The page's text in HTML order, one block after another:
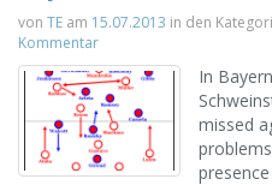
von TE am 15.07.2013 in den
Kommentar
In
missed